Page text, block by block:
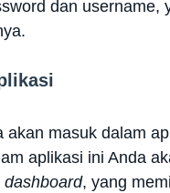
dan username,
akan masuk dalam
aplikasi ini Anda
dashboard, yang